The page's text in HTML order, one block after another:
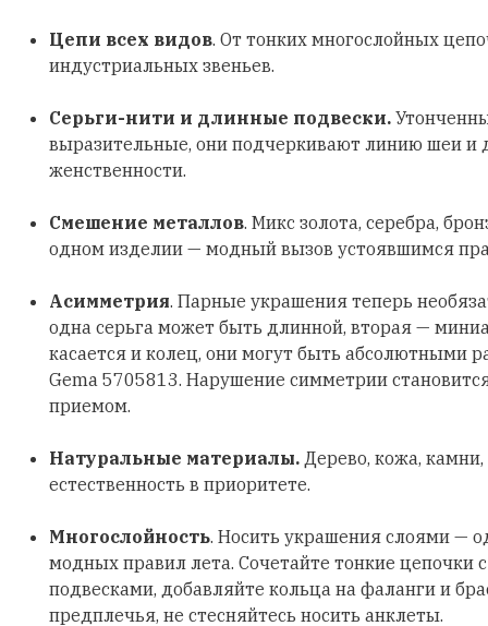
Цепи всех видов. От тонких многослойных
индустриальных звеньев.
Серьги-нити и длинные подвески.
выразительные, они подчеркивают линию шеи и
женственности.
Смешение металлов. Микс золота, серебра,
одном изделии — модный вызов устоявшимся
Асимметрия. Парные украшения теперь
одна серьга может быть длинной, вторая —
касается и колец, они могут быть абсолютными
Gema 5705813. Нарушение симметрии
приемом.
Натуральные материалы. Дерево, кожа,
естественность в приоритете.
Многослойность. Носить украшения слоями —
модных правил лета. Сочетайте тонкие цепочки
подвесками, добавляйте кольца на фаланги и
предплечья, не стесняйтесь носить анклеты.